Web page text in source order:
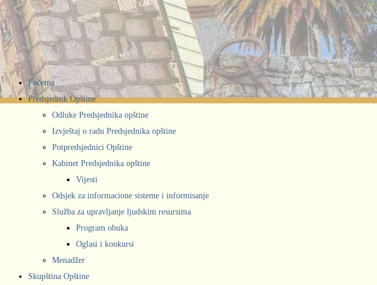
Početna
Predsjednik Opštine
Odluke Predsjednika opštine
Izvještaj o radu Predsjednika opštine
Potpredsjednici Opštine
Kabinet Predsjednika opštine
Vijesti
Odsjek za informacione sisteme i informisanje
Služba za upravljanje ljudskim resursima
Program obuka
Oglasi i konkursi
Menadžer
Skupština Opštine